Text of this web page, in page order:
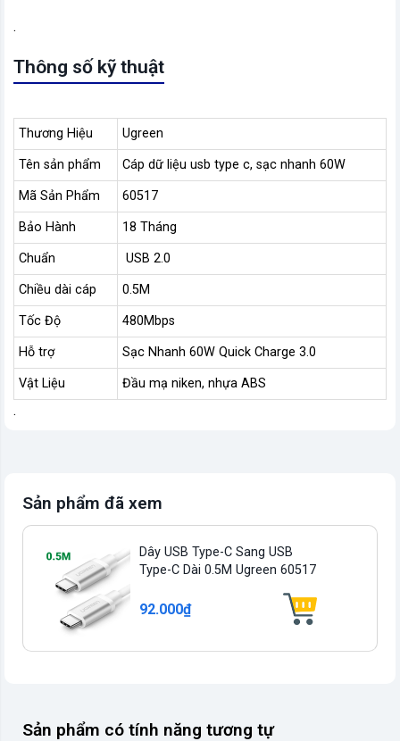
.
Thông số kỹ thuật
Thương Hiệu Ugreen
Tên sản phẩm Cáp dữ liệu usb type c, sạc nhanh 60W
Mã Sản Phẩm 60517
Bảo Hành 18 Tháng
Chuẩn USB 2.0
Chiều dài cáp 0.5M
Tốc Độ 480Mbps
Hỗ trợ Sạc Nhanh 60W Quick Charge 3.0
Vật Liệu Đầu mạ niken, nhựa ABS
.
Sản phẩm đã xem
Dây USB Type-C Sang USB
Type-C Dài 0.5M Ugreen 60517
92.000₫
Sản phẩm có tính năng tương tự